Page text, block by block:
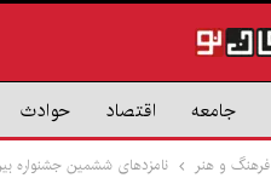
جامعه اقتصاد حوادث
فرهنگ و هنر نامزدهای ششمین جشنواره